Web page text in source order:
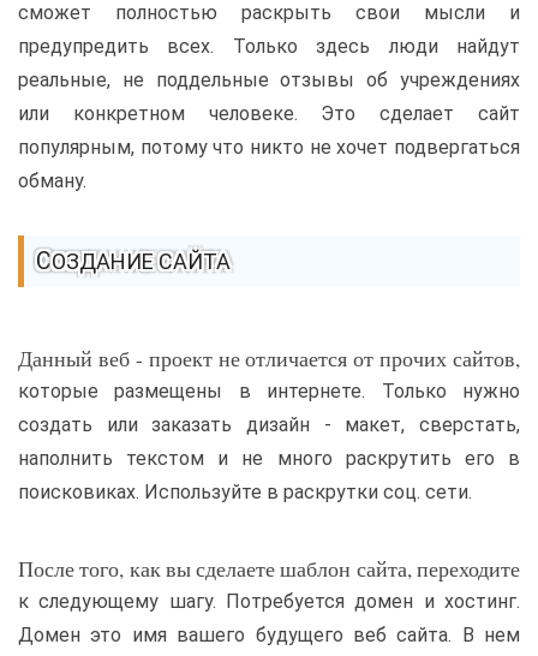
сможет полностью раскрыть свои мысли и
предупредить всех. Только здесь люди найдут
реальные, не поддельные отзывы об учреждениях
или конкретном человеке. Это сделает сайт
популярным, потому что никто не хочет подвергаться
обману.
СОЗДАНИЕ САЙТА
Данный веб - проект не отличается от прочих сайтов,
которые размещены в интернете. Только нужно
создать или заказать дизайн - макет, сверстать,
наполнить текстом и не много раскрутить его в
поисковиках. Используйте в раскрутки соц. сети.
После того, как вы сделаете шаблон сайта, переходите
к следующему шагу. Потребуется домен и хостинг.
Домен это имя вашего будущего веб сайта. В нем